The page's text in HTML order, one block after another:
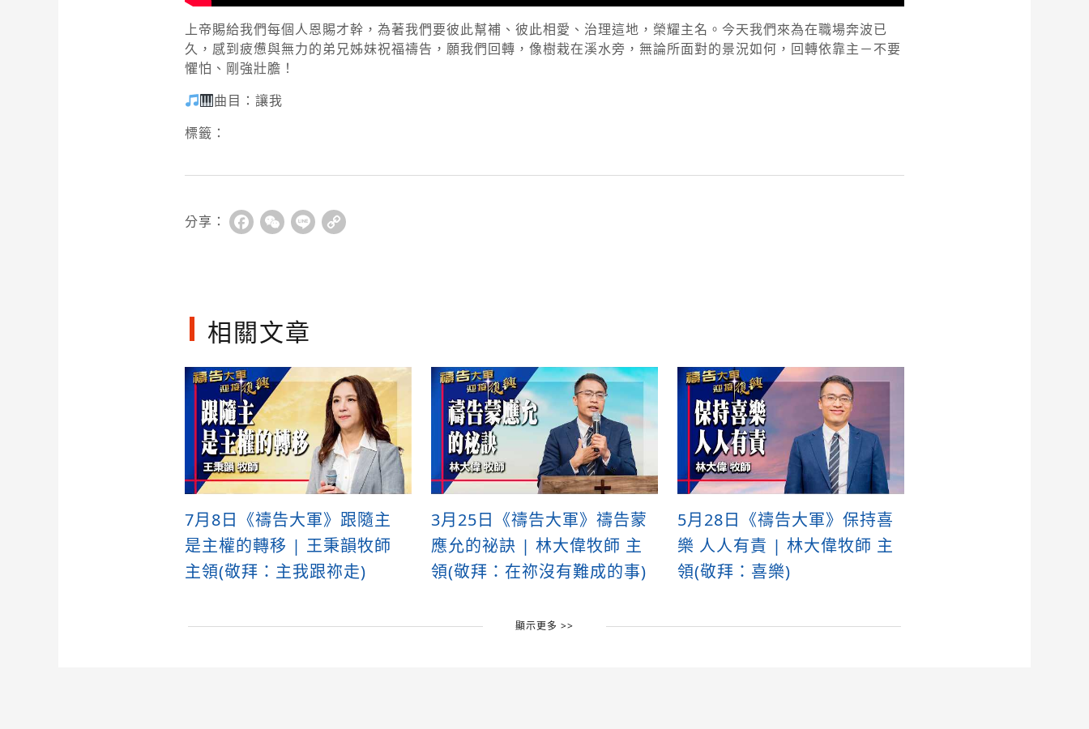
上帝賜給我們每個人恩賜才幹，為著我們要彼此幫補、彼此相愛、治理這地，榮耀主名。今天我們來為在職場奔波已
久，感到疲憊與無力的弟兄姊妹祝福禱告，願我們回轉，像樹栽在溪水旁，無論所面對的景況如何，回轉依靠主－不要
懼怕、剛強壯膽！
曲目：讓我
標籤：
分享： FacebookWeChat
Line
相關文章
7月8日《禱告大軍》跟隨主
是主權的轉移 | 王秉韻牧師
主領(敬拜：主我跟祢走)
3月25日《禱告大軍》禱告蒙
應允的祕訣 | 林大偉牧師 主
領(敬拜：在祢沒有難成的事)
5月28日《禱告大軍》保持喜
樂 人人有責 | 林大偉牧師 主
領(敬拜：喜樂)
顯示更多 >>